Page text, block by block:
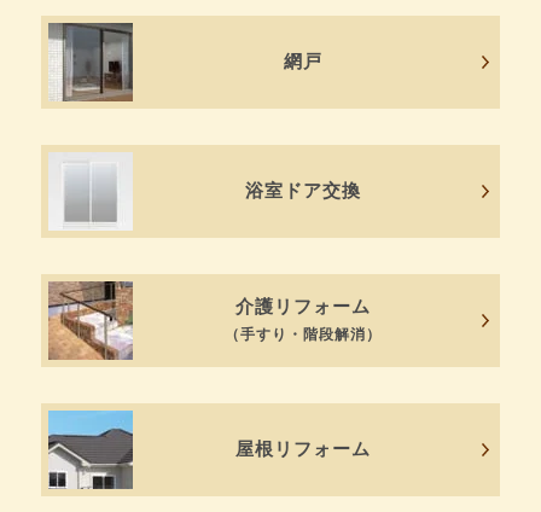
網戸
浴室ドア交換
介護リフォーム
（手すり・階段解消）
屋根リフォーム